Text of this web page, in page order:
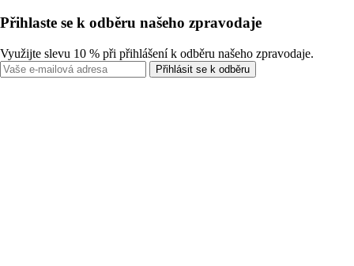
Přihlaste se k odběru našeho zpravodaje
Využijte slevu 10 % při přihlášení k odběru našeho zpravodaje.
Přihlásit se k odběru